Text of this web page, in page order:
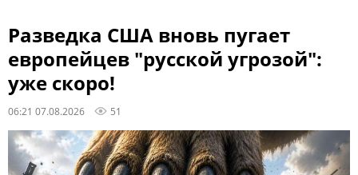
Разведка США вновь пугает
европейцев "русской угрозой":
уже скоро!
06:21 07.08.2026 51